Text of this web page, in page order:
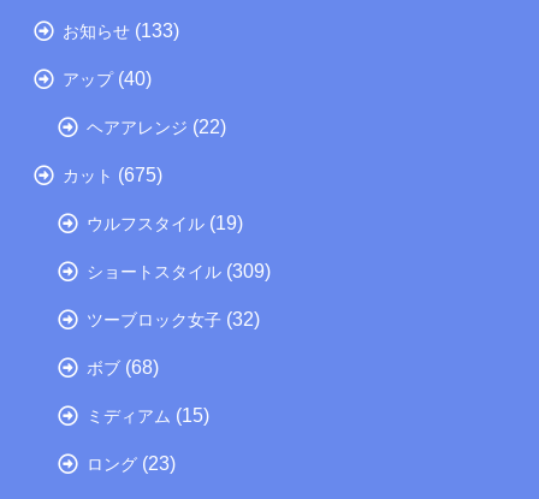
お知らせ (133)
アップ(40)
ヘアアレンジ (22)
カット (675)
ウルフスタイル (19)
ショートスタイル (309)
ツーブロック女子 (32)
ボブ (68)
ミディアム (15)
ロング (23)